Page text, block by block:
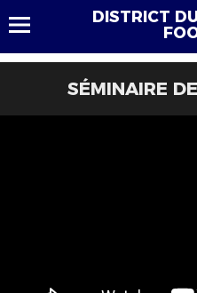
DISTRICT
SÉMINAIRE